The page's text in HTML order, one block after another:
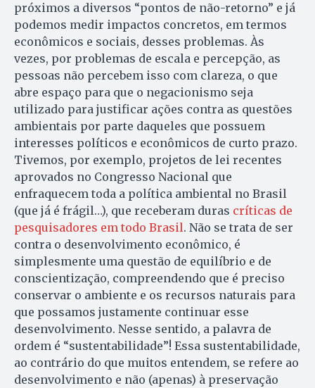
próximos a diversos “pontos de não-retorno” e já
podemos medir impactos concretos, em termos
econômicos e sociais, desses problemas. Às
vezes, por problemas de escala e percepção, as
pessoas não percebem isso com clareza, o que
abre espaço para que o negacionismo seja
utilizado para justificar ações contra as questões
ambientais por parte daqueles que possuem
interesses políticos e econômicos de curto prazo.
Tivemos, por exemplo, projetos de lei recentes
aprovados no Congresso Nacional que
enfraquecem toda a política ambiental no Brasil
(que já é frágil…), que receberam duras críticas de
pesquisadores em todo Brasil. Não se trata de ser
contra o desenvolvimento econômico, é
simplesmente uma questão de equilíbrio e de
conscientização, compreendendo que é preciso
conservar o ambiente e os recursos naturais para
que possamos justamente continuar esse
desenvolvimento. Nesse sentido, a palavra de
ordem é “sustentabilidade”! Essa sustentabilidade,
ao contrário do que muitos entendem, se refere ao
desenvolvimento e não (apenas) à preservação